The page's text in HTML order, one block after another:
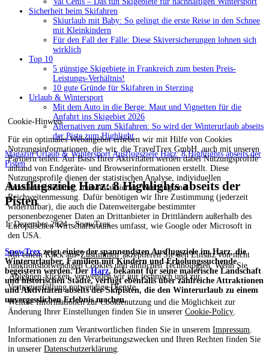
Cookie-Hinweis
Für ein optimales Webangebot erheben wir mit Hilfe von Cookies
Nutzungsinformationen, die wir, die TravelTrex GmbH, auch mit unseren
Partnern teilen. Auf Basis Ihrer Aktivitäten werden dabei Nutzungsprofile
anhand von Endgeräte- und Browserinformationen erstellt. Diese
Nutzungsprofile dienen der statistischen Analyse, individuellen
Produktempfehlung, individualisierten Werbung und
Reichweitenmessung. Dafür benötigen wir Ihre Zustimmung (jederzeit
widerrufbar), die auch die Datenweitergabe bestimmter
personenbezogener Daten an Drittanbieter in Drittländern außerhalb des
Europäischen Wirtschaftsraumes umfasst, wie Google oder Microsoft in
den USA.
Mit einem Klick aufZustimmenakzeptieren Sie den Einsatz von nicht
funktionsnotwendigen Cookies und ähnlichen Technologien. Wenn Sie
Ablehnen klicken, verwenden wir nur technisch und zur
Vertragserfüllung notwendige Dienste.
Weitere Informationen zur Cookienutzung und die Möglichkeit zur
Änderung Ihrer Einstellungen finden Sie in unsererCookie-Policy
Informationen zum Verantwortlichen finden Sie in unseremImpressum
Informationen zu den Verarbeitungszwecken und Ihren Rechten finden Sie
in unsererDatenschutzerklärung
Sicherheit beim Skifahren
Skiurlaub mit Baby: So gelingt die erste Reise in den Schnee
mit Kleinkindern
Für den Fall der Fälle: Diese Skiversicherungen lohnen sich
wirklich
Top 10
5 günstige Skigebiete in Frankreich zum besten Preis-
Leistungs-Verhältnis!
10 gute Gründe für Skifahren in Sterzing
Urlaub & Wintersport
Mit dem Auto in die Berge: Maut und Vignetten für die
Anfahrt ins Skigebiet 2026
Alternativen zum Skifahren: So wird der Winterurlaub abseits
der Piste zum Highlight
MagazinUrlaub & WintersportAusflugsziele Harz: 8 Highlights abseits der
Pisten
Ausflugsziele Harz: 8 Highlights abseits der
Pisten
1. Dezember 2024 - SnowTrex
SnowTrexzeigt einige der spannendsten Ausflugsziele im Harz, die
Winterurlauber, Familien mit Kindern und Erholungssuchende
begeistern werden. DerHarz, bekannt für seine malerische Landschaft
und historischen Städte, verfügt ebenfalls über zahlreiche Attraktionen
und Aktivitäten abseits der Skipisten, die den Winterurlaub zu einem
unvergesslichen Erlebnis machen.